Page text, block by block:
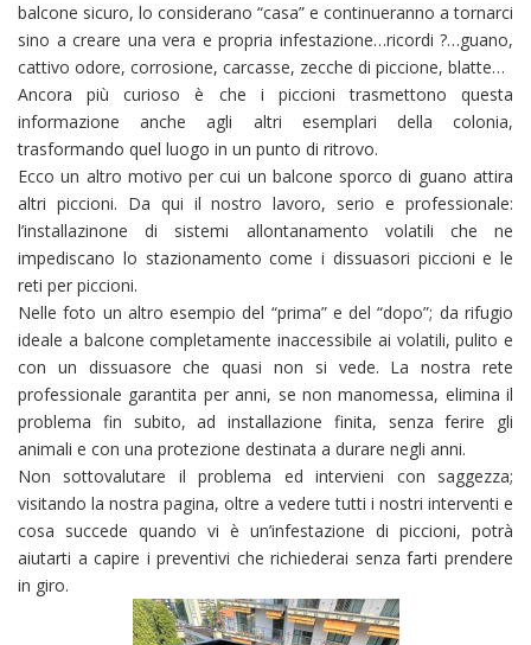
balcone sicuro, lo considerano “casa” e continueranno a tornarci
sino a creare una vera e propria infestazione…ricordi ?…guano,
cattivo odore, corrosione, carcasse, zecche di piccione, blatte…
Ancora più curioso è che i piccioni trasmettono questa
informazione anche agli altri esemplari della colonia,
trasformando quel luogo in un punto di ritrovo.
Ecco un altro motivo per cui un balcone sporco di guano attira
altri piccioni. Da qui il nostro lavoro, serio e professionale:
l’installazinone di sistemi allontanamento volatili che ne
impediscano lo stazionamento come i dissuasori piccioni e le
reti per piccioni.
Nelle foto un altro esempio del “prima” e del “dopo”; da rifugio
ideale a balcone completamente inaccessibile ai volatili, pulito e
con un dissuasore che quasi non si vede. La nostra rete
professionale garantita per anni, se non manomessa, elimina il
problema fin subito, ad installazione finita, senza ferire gli
animali e con una protezione destinata a durare negli anni.
Non sottovalutare il problema ed intervieni con saggezza;
visitando la nostra pagina, oltre a vedere tutti i nostri interventi e
cosa succede quando vi è un’infestazione di piccioni, potrà
aiutarti a capire i preventivi che richiederai senza farti prendere
in giro.